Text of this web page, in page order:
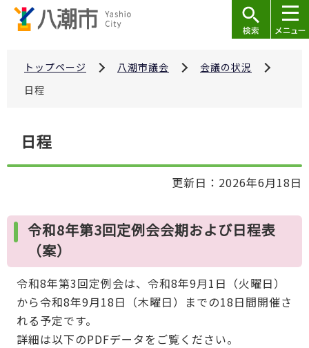
トップページ 八潮市議会
会議の状況
日程
こ
ら
日程
更新日：2026年6月18日
令和8年第3回定例会会期および日程表
（案）
令和8年第3回定例会は、令和8年9月1日（火曜日）
から令和8年9月18日（木曜日）までの18日間開催さ
れる予定です。
詳細は以下のPDFデータをご覧ください。